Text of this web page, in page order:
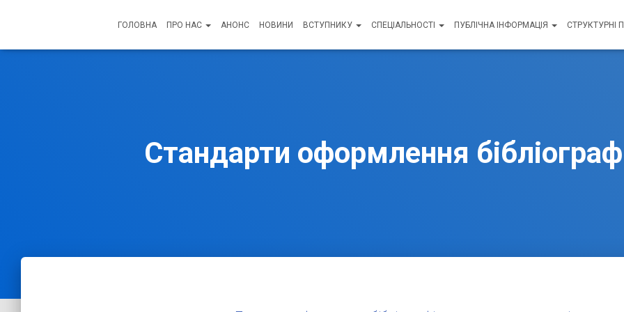
ГОЛОВНА ПРО НАС АНОНС НОВИНИ ВСТУПНИКУ СПЕЦІАЛЬНОСТІ ПУБЛІЧНА ІНФОРМАЦІЯ СТРУКТУРНІ
Стандарти оформлення